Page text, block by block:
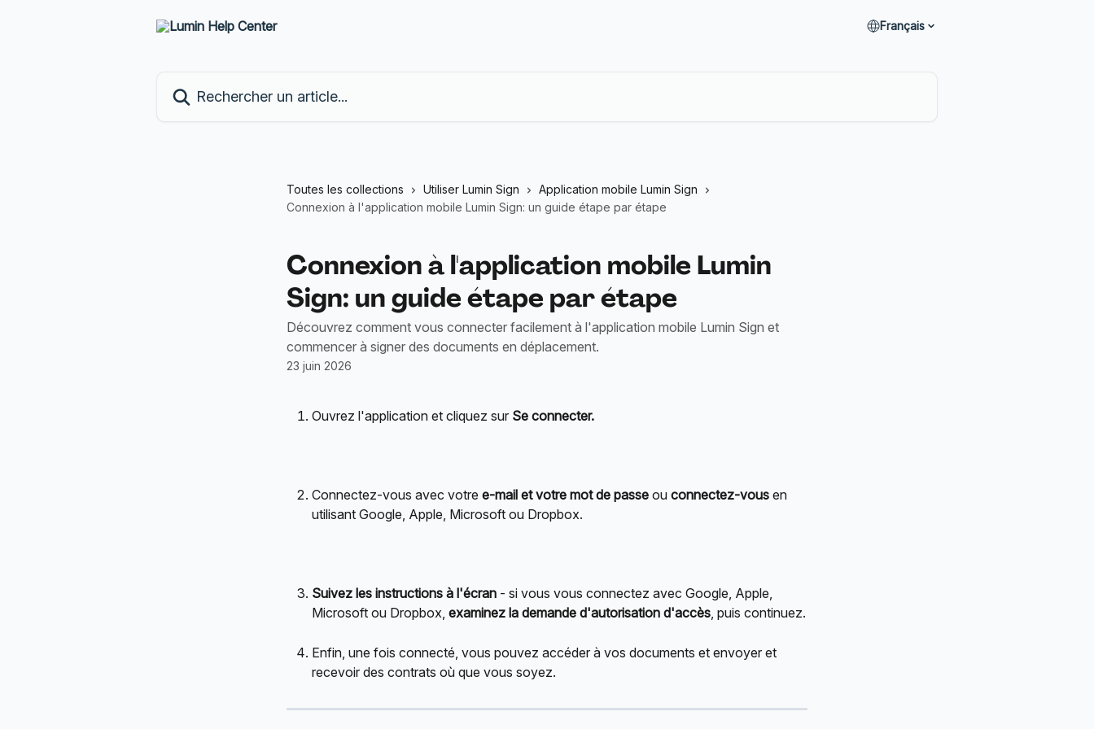
Français
Toutes les collections Utiliser Lumin Sign
Application mobile Lumin Sign
Connexion à l'application mobile Lumin Sign: un guide étape par étape
Connexion à l'application mobile Lumin
Sign: un guide étape par étape
Découvrez comment vous connecter facilement à l'application mobile Lumin Sign et
commencer à signer des documents en déplacement.
23 juin 2026
Ouvrez l'application et cliquez sur Se connecter.
Connectez-vous avec votre e-mail et votre mot de passe ou connectez-vous en
utilisant Google, Apple, Microsoft ou Dropbox.
Suivez les instructions à l'écran - si vous vous connectez avec Google, Apple,
Microsoft ou Dropbox, examinez la demande d'autorisation d'accès, puis continuez.
Enfin, une fois connecté, vous pouvez accéder à vos documents et envoyer et
recevoir des contrats où que vous soyez.